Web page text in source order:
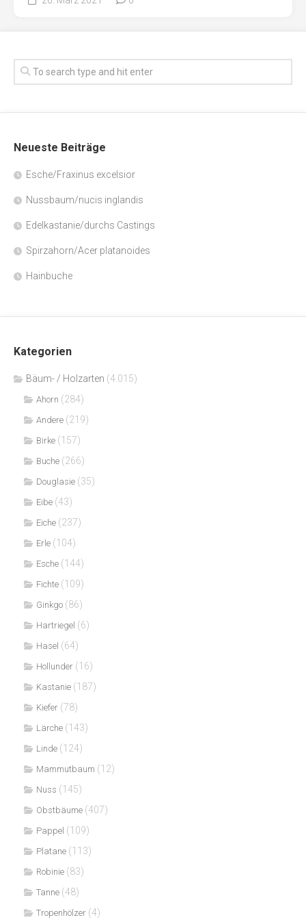
Neueste Beiträge
Esche/Fraxinus excelsior
Nussbaum/nucis inglandis
Edelkastanie/durchs Castings
Spirzahorn/Acer platanoides
Hainbuche
Kategorien
Bäum- / Holzarten (4.015)
Ahorn (284)
Andere (219)
Birke (157)
Buche (266)
Douglasie (35)
Eibe (43)
Eiche (237)
Erle (104)
Esche (144)
Fichte (109)
Ginkgo (86)
Hartriegel (6)
Hasel (64)
Hollunder (16)
Kastanie (187)
Kiefer (78)
Lärche (143)
Linde (124)
Mammutbaum (12)
Nuss (145)
Obstbäume (407)
Pappel (109)
Platane (113)
Robinie (83)
Tanne (48)
Tropenhölzer (4)